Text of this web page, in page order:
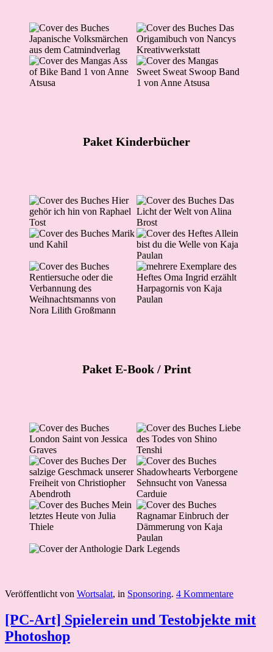
Paket Kinderbücher
Paket E-Book / Print
Veröffentlicht von Wortsalat, in Sponsoring. 4 Kommentare
[PC-Art] Spielerein und Testobjekte mit
Photoshop